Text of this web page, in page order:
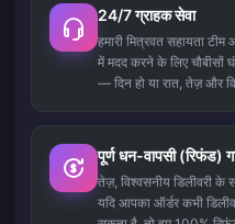
24/7 ग्राहक सेवा
हमारी मित्रवत सहायता
में मदद करने के लिए
— दिन हो या रात, तेज़ और
पूर्ण धन-वापसी (रिफंड)
तेज़, विश्वसनीय डिलीवरी के
यदि आपका ऑर्डर कभी